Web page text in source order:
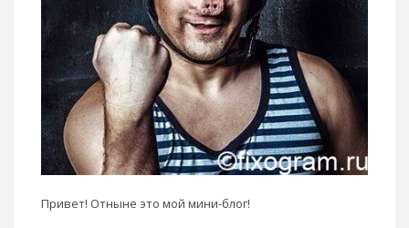
Привет! Отныне это мой мини-блог!